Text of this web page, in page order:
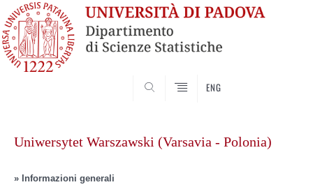
ENG
contentUniwersytet Warszawski (Varsavia - Polonia)
» Informazioni generali